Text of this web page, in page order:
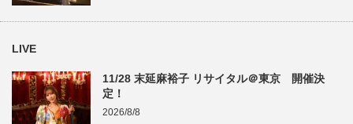
LIVE
11/28 末延麻裕子 リサイタル＠東京 開催決
定！
2026/8/8